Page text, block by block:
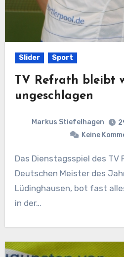
Slider Sport
TV Refrath bleibt
ungeschlagen
Markus Stiefelhagen
Keine
Das Dienstagsspiel des TV Refrath beim
Deutschen Meister des
Lüdinghausen, bot fast
in der…